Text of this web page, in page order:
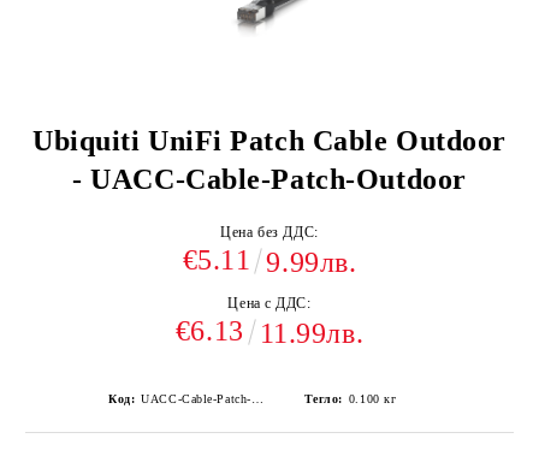
Ubiquiti UniFi Patch Cable Outdoor
- UACC-Cable-Patch-Outdoor
Цена без ДДС:
€5.11 9.99лв.
Цена с ДДС:
€6.13 11.99лв.
Код: Тегло: 0.100 кг